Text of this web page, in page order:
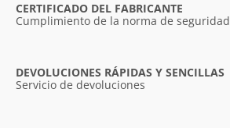
CERTIFICADO DEL FABRICANTE
Cumplimiento de la norma de seguridad
DEVOLUCIONES RÁPIDAS Y SENCILLAS
Servicio de devoluciones